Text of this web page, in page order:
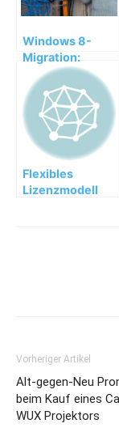
Windows 8-
Migration:
Umstieg von
über 4.000
Windows XP-
Rechnern
Flexibles
Lizenzmodell
Vorheriger Artikel
Alt-gegen-Neu
beim Kauf eines
WUX Projektors